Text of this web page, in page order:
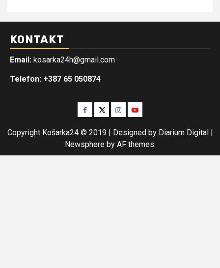
KONTAKT
Email: kosarka24h@gmail.com
Telefon: +387 65 050874
Facebook
TwitterInstagram
Youtube
Copyright Košarka24 © 2019 | Designed by Diarium Digital
Newsphereby AF themes.